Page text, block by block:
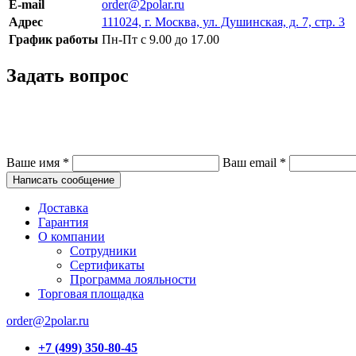
E-mail
order@2polar.ru
Адрес
111024, г. Москва, ул. Душинская, д. 7, стр. 3
График работы Пн-Пт с 9.00 до 17.00
Задать вопрос
Ваше имя * Ваш email *
Написать сообщение
Доставка
Гарантия
О компании
Сотрудники
Сертификаты
Программа лояльности
Торговая площадка
order@2polar.ru
+7 (499) 350-80-45